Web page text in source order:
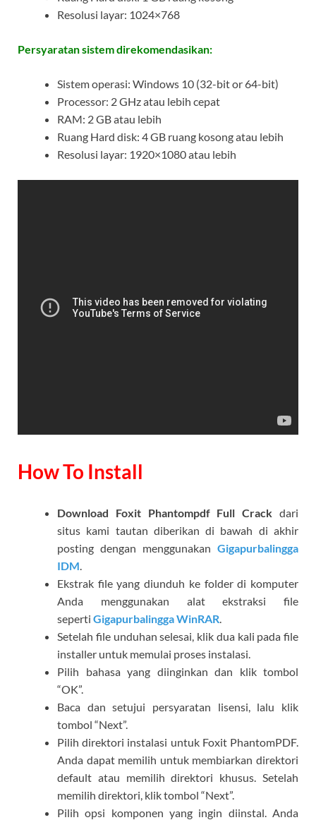
Resolusi layar: 1024×768
Persyaratan sistem direkomendasikan:
Sistem operasi: Windows 10 (32-bit or 64-bit)
Processor: 2 GHz atau lebih cepat
RAM: 2 GB atau lebih
Ruang Hard disk: 4 GB ruang kosong atau lebih
Resolusi layar: 1920×1080 atau lebih
How To Install
Download Foxit Phantompdf Full Crack dari
situs kami tautan diberikan di bawah di akhir
posting dengan menggunakan Gigapurbalingga
IDM
Ekstrak file yang diunduh ke folder di komputer
Anda menggunakan alat ekstraksi file
seperti Gigapurbalingga WinRAR
Setelah file unduhan selesai, klik dua kali pada file
installer untuk memulai proses instalasi.
Pilih bahasa yang diinginkan dan klik tombol
“OK”.
Baca dan setujui persyaratan lisensi, lalu klik
tombol “Next”.
Pilih direktori instalasi untuk Foxit PhantomPDF.
Anda dapat memilih untuk membiarkan direktori
default atau memilih direktori khusus. Setelah
memilih direktori, klik tombol “Next”.
Pilih opsi komponen yang ingin diinstal. Anda